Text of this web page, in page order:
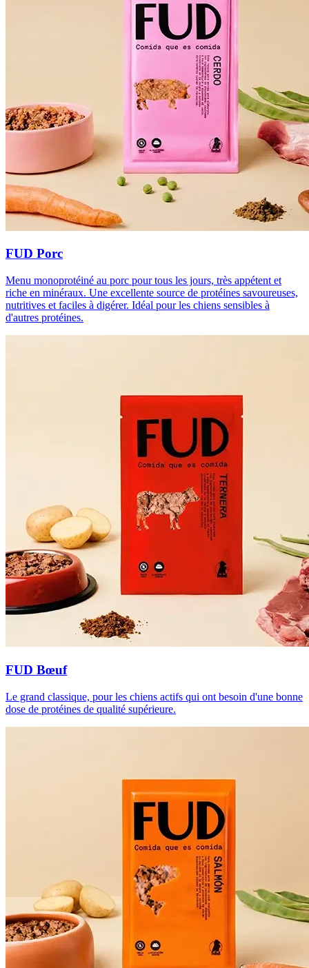
FUD Porc
Menu monoprotéiné au porc pour tous les jours, très appétent et
riche en minéraux. Une excellente source de protéines savoureuses,
nutritives et faciles à digérer. Idéal pour les chiens sensibles à
d'autres protéines.
FUD Bœuf
Le grand classique, pour les chiens actifs qui ont besoin d'une bonne
dose de protéines de qualité supérieure.